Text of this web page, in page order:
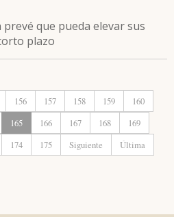
prevé que pueda elevar sus
plazo
156 157 158 159
160
165 166 167 168
169
174 175 Siguiente Última